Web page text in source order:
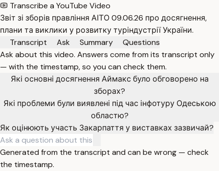
Transcribe a YouTube Video
Звіт зі зборів правління АІТО 09.06.26 про досягнення,
плани та виклики у розвитку туріндустрії України.
Transcript
Ask Summary
Questions
Ask about this video. Answers come from its transcript only
— with the timestamp, so you can check them.
Які основні досягнення Аймакс було обговорено на
зборах?
Які проблеми були виявлені під час інфотуру Одеською
областю?
Як оцінюють участь Закарпаття у виставках зазвичай?
Generated from the transcript and can be wrong — check
the timestamp.